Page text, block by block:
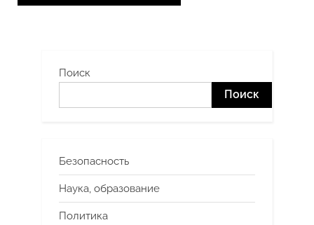
Поиск
Поиск
Безопасность
Наука, образование
Политика